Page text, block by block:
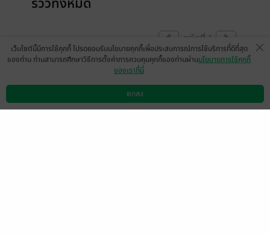
หน้าที่ 1
9 ก.ค. 25688:2 น.
ดาวน์โหลดแอป วิธีการใช้งาน ติดต่อเรา
เว็บไซต์นี้มีการใช้คุกกี้ โปรดยอมรับนโยบายคุกกี้เพื่อประสบการณ์การใช้บริการที่ดีที่สุด
ของท่าน ท่านสามารถศึกษาวิธีการตั้งค่าการควบคุมคุกกี้ของท่านผ่านนโยบายการใช้คุกกี้
ของเราที่นี่
ตกลง